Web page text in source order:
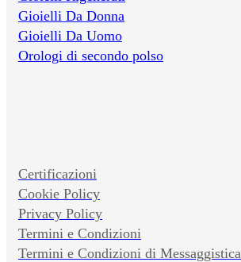
Gioielli Da Donna
Gioielli Da Uomo
Orologi di secondo polso
Certificazioni
Cookie Policy
Privacy Policy
Termini e Condizioni
Termini e Condizioni di Messaggistica